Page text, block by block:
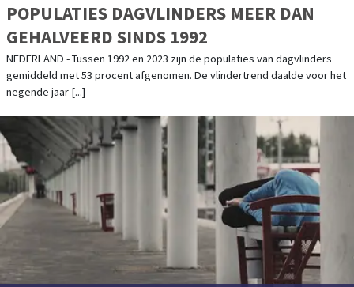
POPULATIES DAGVLINDERS MEER DAN
GEHALVEERD SINDS 1992
NEDERLAND - Tussen 1992 en 2023 zijn de populaties van dagvlinders
gemiddeld met 53 procent afgenomen. De vlindertrend daalde voor het
negende jaar [...]